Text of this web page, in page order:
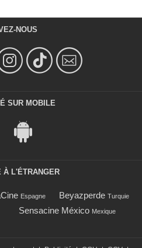
NOUS
SUR MOBILE
À L'ÉTRANGER
Espagne Beyazperde Turquie
Sensacine México Mexique